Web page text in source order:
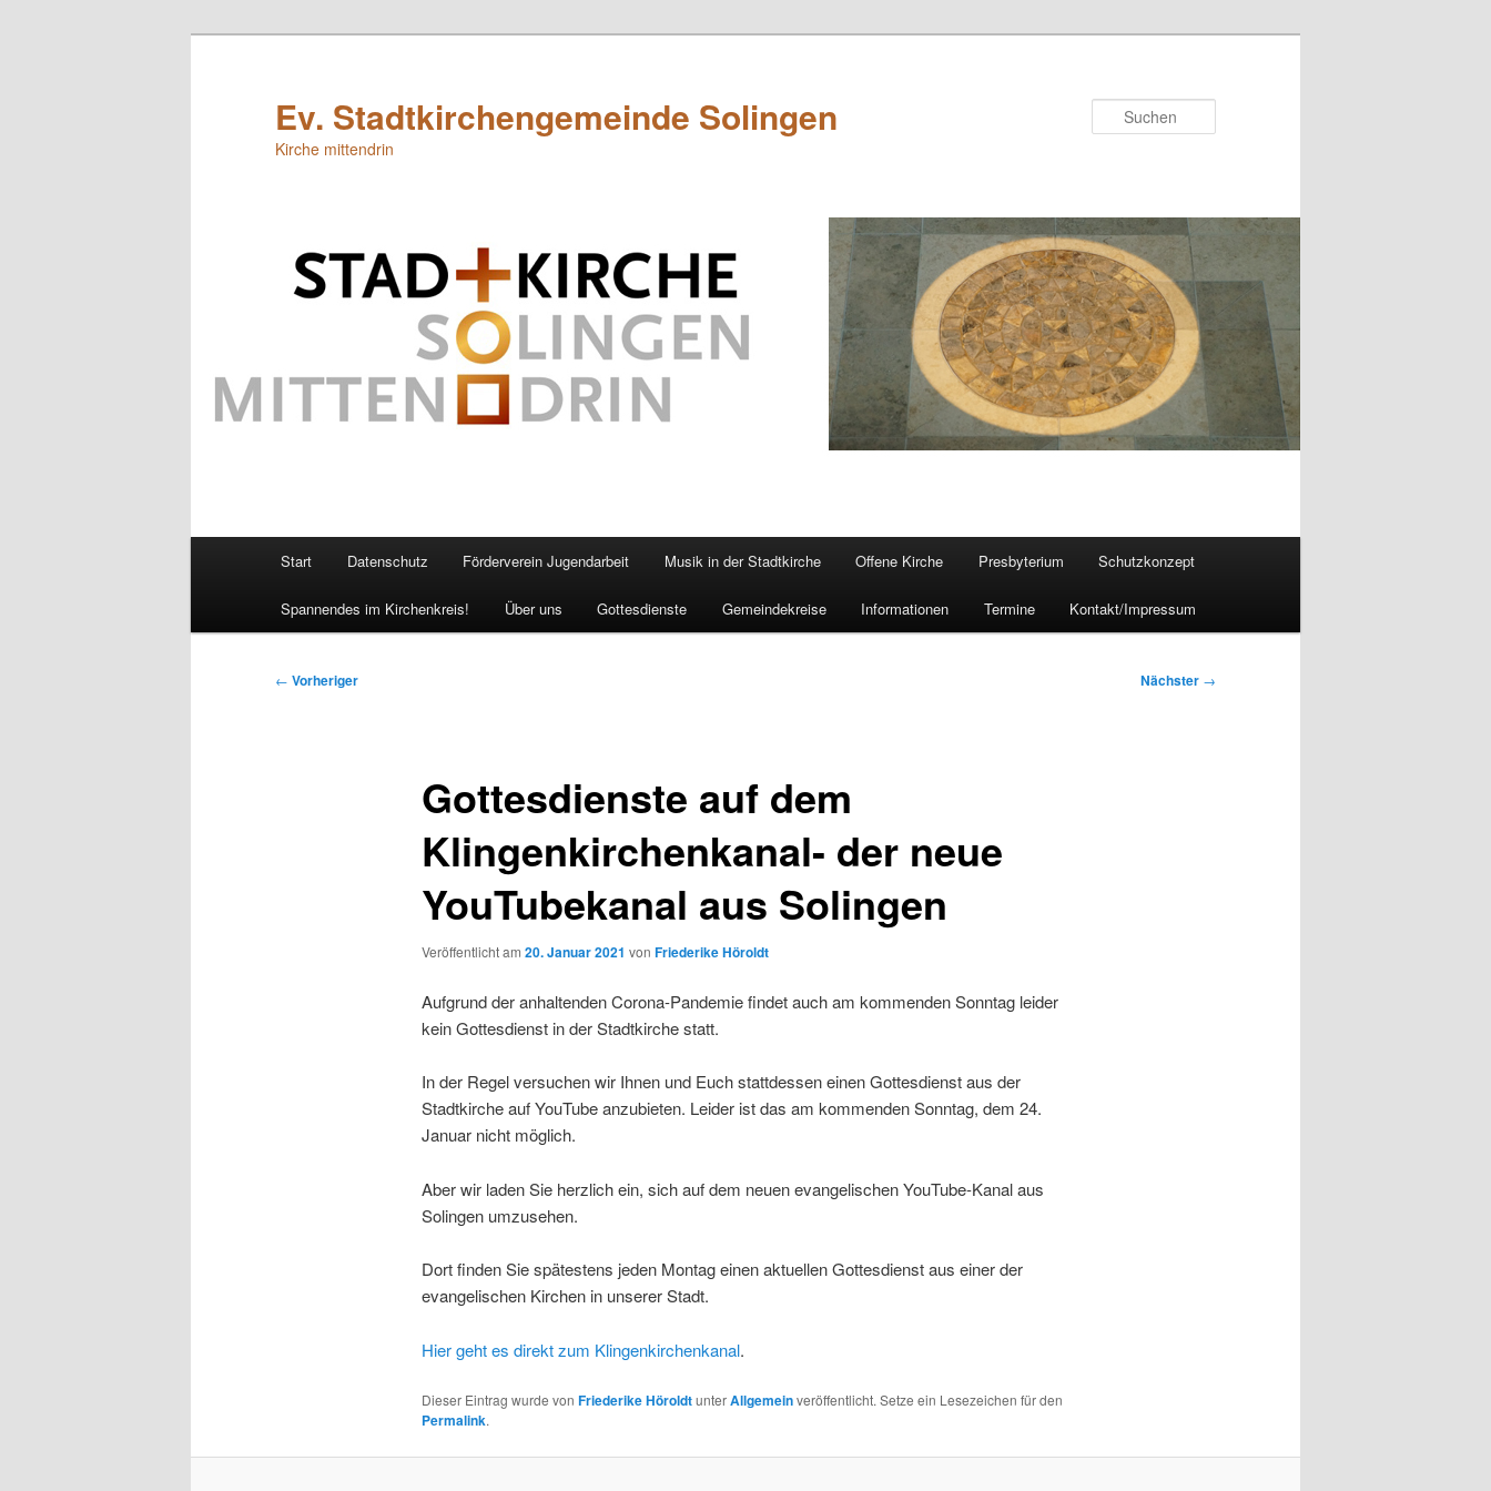
Ev. Stadtkirchengemeinde Solingen
Kirche mittendrin
Start Datenschutz Förderverein Jugendarbeit Musik in der Stadtkirche Offene Kirche Presbyterium Schutzkonzept
Spannendes im Kirchenkreis! Über uns Gottesdienste Gemeindekreise Informationen Termine Kontakt/Impressum
Beitragsnavigation
← Vorheriger Nächster →
Gottesdienste auf dem
Klingenkirchenkanal- der neue
YouTubekanal aus Solingen
Veröffentlicht am 20. Januar 2021 von Friederike Höroldt
Aufgrund der anhaltenden Corona-Pandemie findet auch am kommenden Sonntag leider
kein Gottesdienst in der Stadtkirche statt.
In der Regel versuchen wir Ihnen und Euch stattdessen einen Gottesdienst aus der
Stadtkirche auf YouTube anzubieten. Leider ist das am kommenden Sonntag, dem 24.
Januar nicht möglich.
Aber wir laden Sie herzlich ein, sich auf dem neuen evangelischen YouTube-Kanal aus
Solingen umzusehen.
Dort finden Sie spätestens jeden Montag einen aktuellen Gottesdienst aus einer der
evangelischen Kirchen in unserer Stadt.
Hier geht es direkt zum Klingenkirchenkanal.
Dieser Eintrag wurde von Friederike HöroldtunterAllgemeinveröffentlicht. Setze ein Lesezeichen für den
Permalink.